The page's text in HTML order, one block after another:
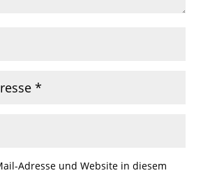
Adresse und Website in diesem